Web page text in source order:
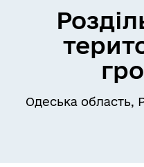
Одеська область,